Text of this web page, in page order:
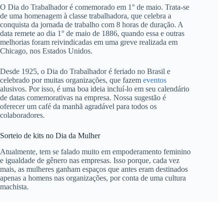
O Dia do Trabalhador é comemorado em 1° de maio. Trata-se
de uma homenagem à classe trabalhadora, que celebra a
conquista da jornada de trabalho com 8 horas de duração. A
data remete ao dia 1° de maio de 1886, quando essa e outras
melhorias foram reivindicadas em uma greve realizada em
Chicago, nos Estados Unidos.
Desde 1925, o Dia do Trabalhador é feriado no Brasil e
celebrado por muitas organizações, que fazem eventos
alusivos. Por isso, é uma boa ideia incluí-lo em seu calendário
de datas comemorativas na empresa. Nossa sugestão é
oferecer um café da manhã agradável para todos os
colaboradores.
Sorteio de kits no Dia da Mulher
Atualmente, tem se falado muito em empoderamento feminino
e igualdade de gênero nas empresas. Isso porque, cada vez
mais, as mulheres ganham espaços que antes eram destinados
apenas a homens nas organizações, por conta de uma cultura
machista.